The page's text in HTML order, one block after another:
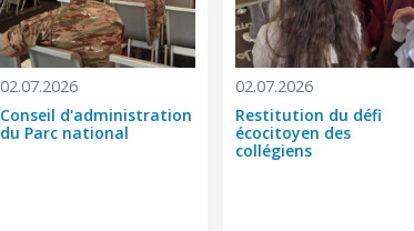
02.07.2026
Conseil d'administration
du Parc national
02.07.2026
Restitution du défi
écocitoyen des
collégiens